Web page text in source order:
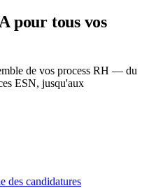
pour tous vos
de vos process RH — du
ESN, jusqu'aux
des candidatures